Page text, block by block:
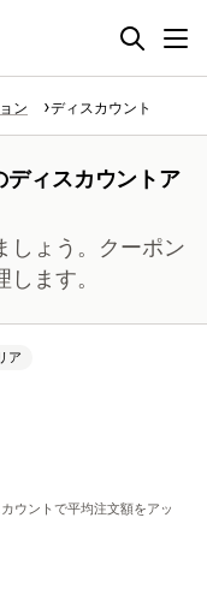
ン ディスカウント
ディスカウントア
しょう。クーポン
ます。
ア
ウントで平均注文額をアッ